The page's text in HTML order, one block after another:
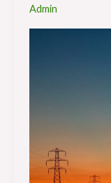
Admin
Especialista:
Líneas